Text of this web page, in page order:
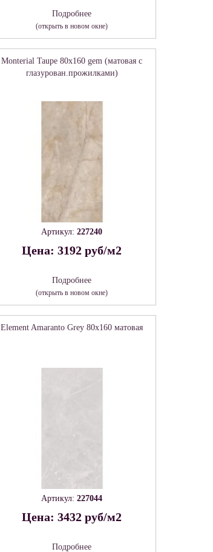
Подробнее
(открыть в новом окне)
Monterial Taupe 80х160 gem (матовая с
глазурован.прожилками)
Артикул:227240
Цена: 3192 руб/м2
Подробнее
(открыть в новом окне)
Element Amaranto Grey 80х160 матовая
Артикул:227044
Цена: 3432 руб/м2
Подробнее